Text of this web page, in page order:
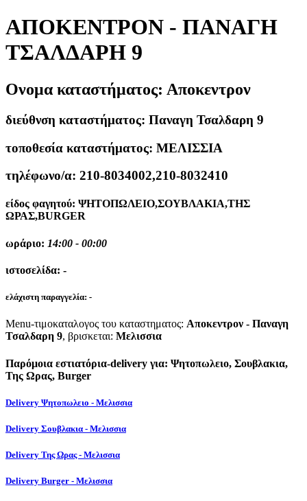
ΑΠΟΚΕΝΤΡΟΝ - ΠΑΝΑΓΗ
ΤΣΑΛΔΑΡΗ 9
Ονομα καταστήματος: Αποκεντρον
διεύθνση καταστήματος: Παναγη Τσαλδαρη 9
τοποθεσία καταστήματος: ΜΕΛΙΣΣΙΑ
τηλέφωνο/α: 210-8034002,210-8032410
είδος φαγητού: ΨΗΤΟΠΩΛΕΙΟ,ΣΟΥΒΛΑΚΙΑ,ΤΗΣ
ΩΡΑΣ,BURGER
ωράριο: 14:00 - 00:00
ιστοσελίδα: -
ελάχιστη παραγγελία: -
Menu-τιμοκαταλογος του καταστηματος: Αποκεντρον - Παναγη
Τσαλδαρη 9, βρισκεται: Μελισσια
Παρόμοια εστιατόρια-delivery για: Ψητοπωλειο, Σουβλακια,
Της Ωρας, Burger
Delivery Ψητοπωλειο - Μελισσια
Delivery Σουβλακια - Μελισσια
Delivery Της Ωρας - Μελισσια
Delivery Burger - Μελισσια